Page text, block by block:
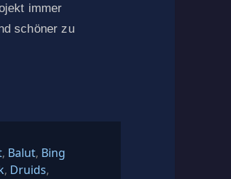
immer
schöner zu
, Balut, Bing
, Druids,